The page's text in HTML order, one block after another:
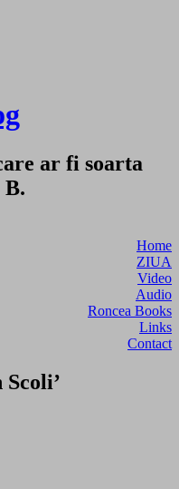
ar fi soarta
Home
ZIUA
Video
Audio
Roncea Books
Links
Contact
Scoli’